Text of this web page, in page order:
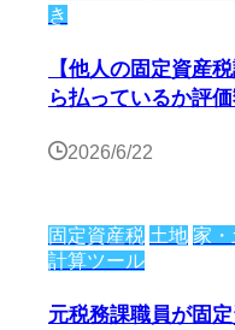
き
【他人の固定資産
ら払っているか評
2026/6/22
固定資産税 土地 家・
計算ツール
元税務課職員が固